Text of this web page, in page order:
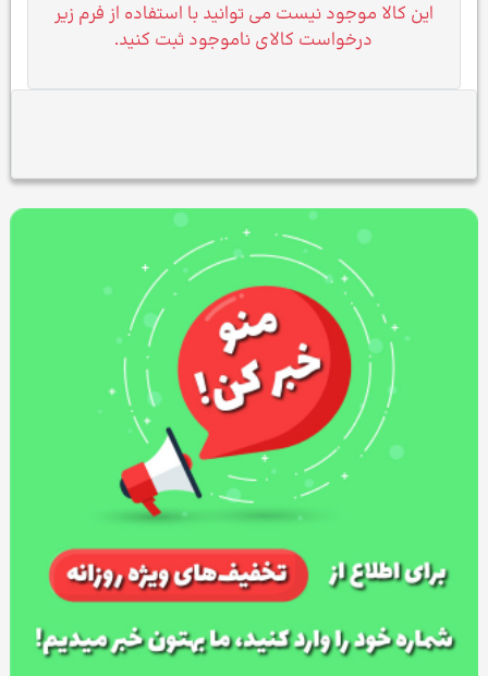
این کالا موجود نیست می توانید با استفاده از فرم زیر
درخواست کالای ناموجود ثبت کنید.